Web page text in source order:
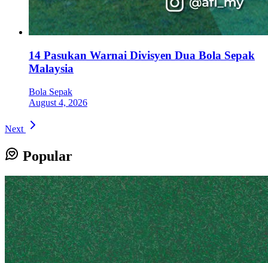
14 Pasukan Warnai Divisyen Dua Bola Sepak
Malaysia
Bola Sepak
August 4, 2026
Next
Popular